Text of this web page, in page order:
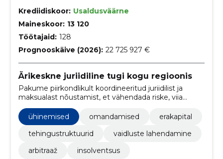
Krediidiskoor: Usaldusväärne
Maineskoor: 13 120
Töötajaid: 128
Prognooskäive (2026): 22 725 927 €
Ärikeskne juriidiline tugi kogu regioonis
Pakume piirkondlikult koordineeritud juriidilist ja
maksualast nõustamist, et vähendada riske, viia
ühinemised
omandamised
erakapital
tehingustruktuurid
vaidluste lahendamine
arbitraaž
insolventsus